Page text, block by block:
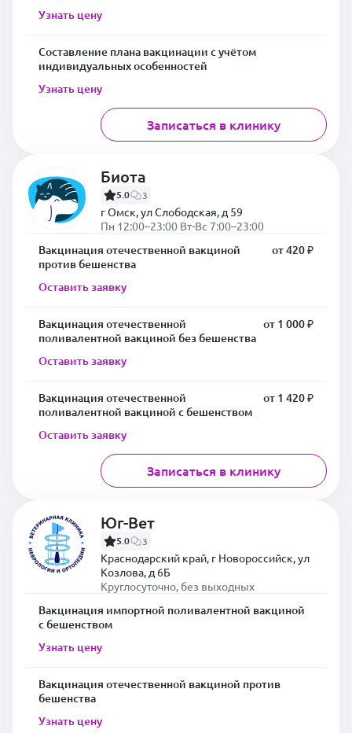
Узнать цену
Составление плана вакцинации с учётом
индивидуальных особенностей
Узнать цену
Записаться в клинику
Биота
5.0 3
г Омск, ул Слободская, д 59
Пн 12:00–23:00 Вт-Вс 7:00–23:00
Вакцинация отечественной вакциной
против бешенства
от 420 ₽
Оставить заявку
Вакцинация отечественной
поливалентной вакциной без бешенства
от 1 000 ₽
Оставить заявку
Вакцинация отечественной
поливалентной вакциной с бешенством
от 1 420 ₽
Оставить заявку
Записаться в клинику
Юг-Вет
5.0 3
Краснодарский край, г Новороссийск, ул
Козлова, д 6Б
Круглосуточно, без выходных
Вакцинация импортной поливалентной вакциной
с бешенством
Узнать цену
Вакцинация отечественной вакциной против
бешенства
Узнать цену